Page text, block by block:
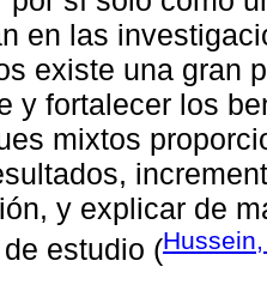
en las
existe una gran
y fortalecer los
mixtos
y explicar de
estudio (